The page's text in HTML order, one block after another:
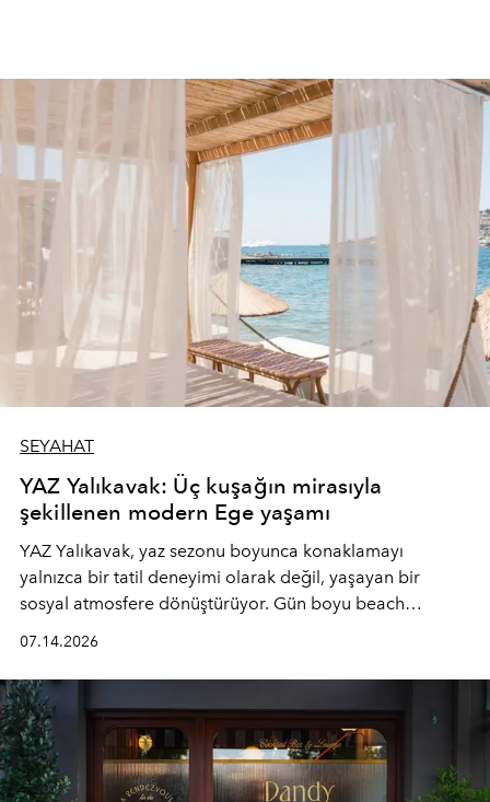
SEYAHAT
YAZ Yalıkavak: Üç kuşağın mirasıyla
şekillenen modern Ege yaşamı
YAZ Yalıkavak, yaz sezonu boyunca konaklamayı
yalnızca bir tatil deneyimi olarak değil, yaşayan bir
sosyal atmosfere dönüştürüyor. Gün boyu beach
mutfağını modern dokunuşlarla müzikle buluşturan
tematik gastronomi geceleri misafirlerle buluşuyor.
Paylaşıma, lezzete ve müziğe odaklanan bu özel
akşamlar, YAZ’ın sade lüks anlayışını gün batımından
geceye taşıyarak her hafta farklı bir deneyim sunuyor.
07.14.2026